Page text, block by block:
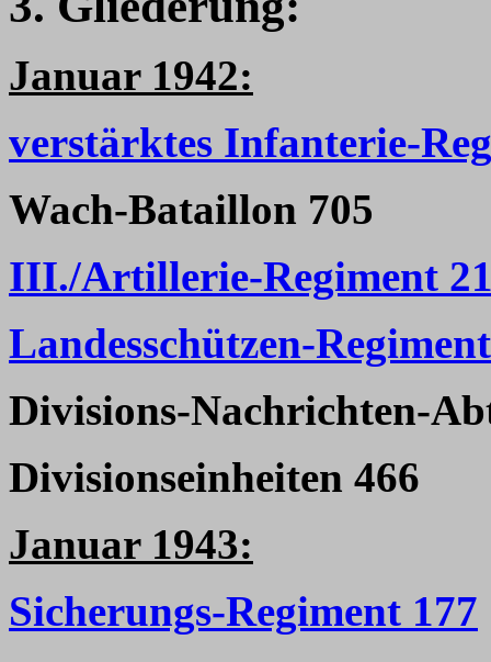
Januar 1942:
verstärktes Infanterie-
Wach-Bataillon 705
III./Artillerie-Regiment
Landesschützen-
Divisions-Nachrichten-
Divisionseinheiten 466
Januar 1943:
Sicherungs-Regiment 177